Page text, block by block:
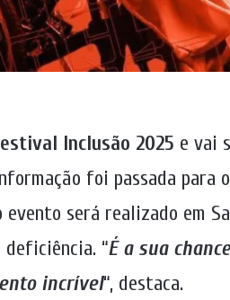
Inclusão 2025 e vai
foi passada para o
será realizado em
“É a sua
incrível“, destaca.